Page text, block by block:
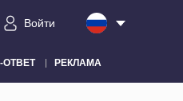
Войти
РЕКЛАМА